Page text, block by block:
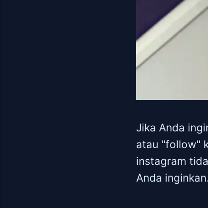
Jika Anda
atau "follow"
instagram
Anda inginkan.